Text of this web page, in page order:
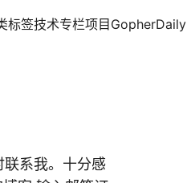
标签技术专栏项目 GopherDaily
系我。十分感